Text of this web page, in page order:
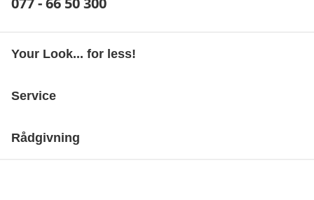
Your Look... for less!
Service
Rådgivning